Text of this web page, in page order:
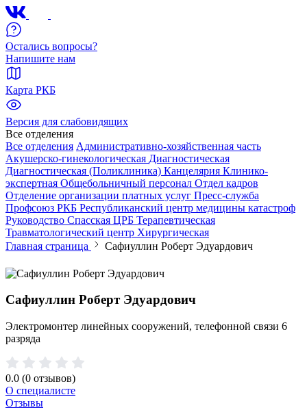
Остались вопросы?
Напишите нам
Карта РКБ
Версия для слабовидящих
Все отделения
Все отделения Административно-хозяйственная часть
Акушерско-гинекологическая Диагностическая
Диагностическая (Поликлиника) Канцелярия Клинико-
экспертная Общебольничный персонал Отдел кадров
Отделение организации платных услуг Пресс-служба
Профсоюз РКБ Республиканский центр медицины катастроф
Руководство Спасская ЦРБ Терапевтическая
Травматологический центр Хирургическая
Главная страница
Сафиуллин Роберт Эдуардович
Сафиуллин Роберт Эдуардович
Электромонтер линейных сооружений, телефонной связи 6
разряда
0.0 (0 отзывов)
О специалисте
Отзывы